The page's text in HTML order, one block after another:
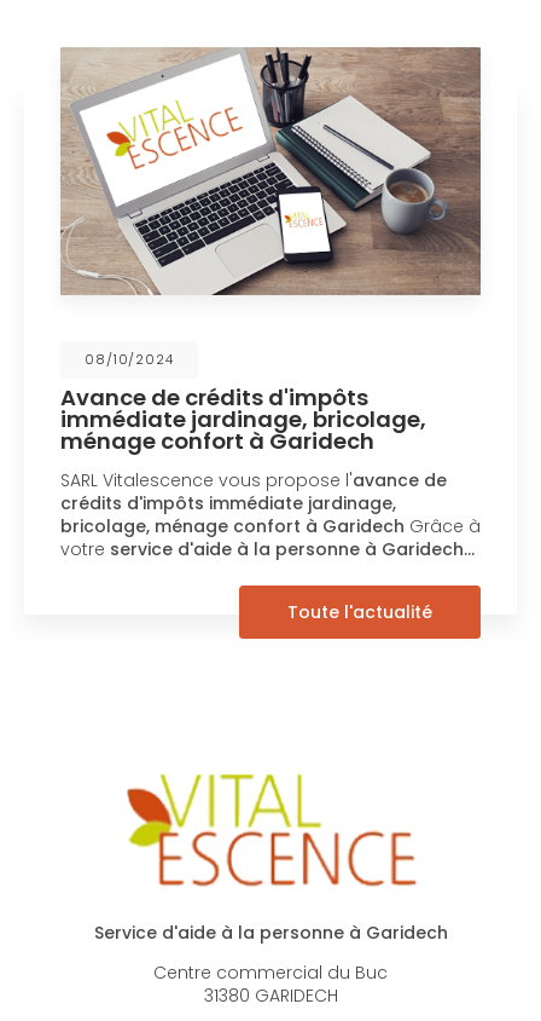
08/10/2024
Avance de crédits d'impôts
immédiate jardinage, bricolage,
ménage confort à Garidech
SARL Vitalescence vous propose l'avance de
crédits d'impôts immédiate jardinage,
bricolage, ménage confort à GaridechGrâce à
votreservice d'aide à la personne à Garidech…
Toute l'actualité
Service d'aide à la personne à Garidech
Centre commercial du Buc
31380 GARIDECH